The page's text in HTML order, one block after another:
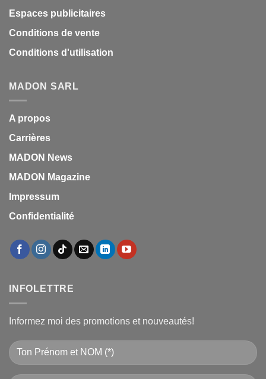
Espaces publicitaires
Conditions de vente
Conditions d'utilisation
MADON SARL
A propos
Carrières
MADON News
MADON Magazine
Impressum
Confidentialité
INFOLETTRE
Informez moi des promotions et nouveautés!